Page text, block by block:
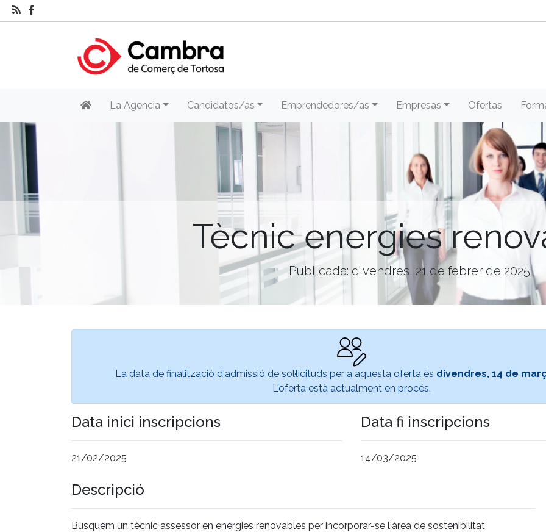
La Agencia Candidatos/as Emprendedores/as Empresas Ofertas
Tècnic energies
Publicada: divendres, 21 de febrer de 2025
La data de finalització d'admissió de sol·licituds per a aquesta oferta és divendres, 14 de
L'oferta està actualment en procés.
Data inici inscripcions
21/02/2025
Data fi inscripcions
14/03/2025
Descripció
Busquem un tècnic assessor en energies renovables per incorporar-se l'àrea de sostenibilitat